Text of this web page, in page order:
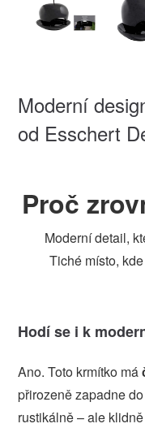
Moderní
od Esschert
Proč
Moderní detail,
Tiché místo,
Hodí se i k
Ano. Toto krmítko má
přirozeně zapadne
rustikálně – ale